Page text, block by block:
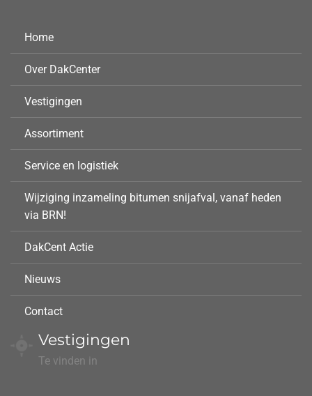
Home
Over DakCenter
Vestigingen
Assortiment
Service en logistiek
Wijziging inzameling bitumen snijafval, vanaf heden
via BRN!
DakCent Actie
Nieuws
Contact
Vestigingen
Te vinden in